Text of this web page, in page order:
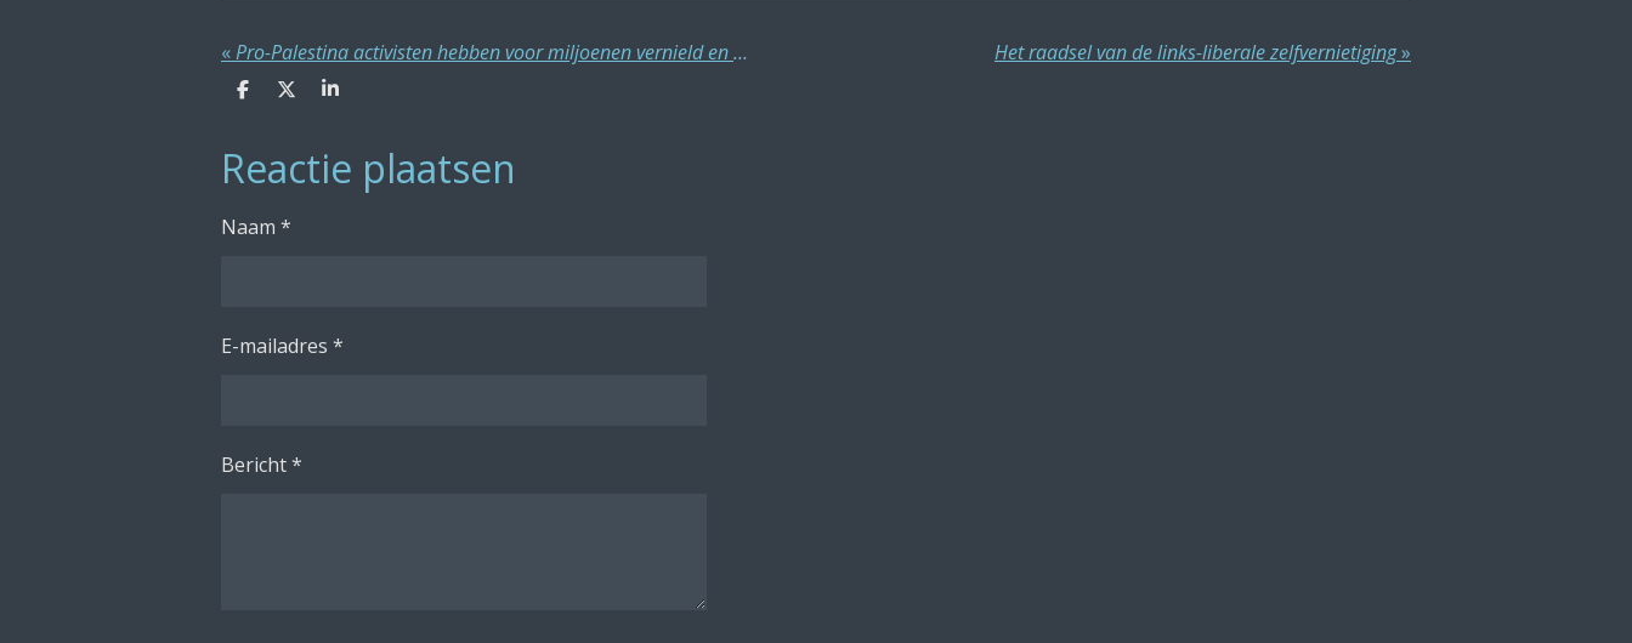
« Pro-Palestina activisten hebben voor miljoenen vernield en niets bereikt Het raadsel van de links-liberale zelfvernietiging»
D
e
n
D
S
e
Reactie plaatsen
Naam *
E-mailadres *
Bericht *